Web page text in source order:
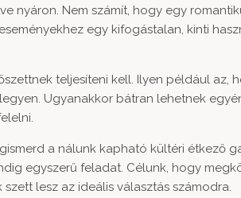
nyáron. Nem számít, hogy egy
egy kifogástalan, kinti
teljesíteni kell. Ilyen például az,
Ugyanakkor bátran lehetnek
a nálunk kapható kültéri étkező
egyszerű feladat. Célunk, hogy
lesz az ideális választás számodra.